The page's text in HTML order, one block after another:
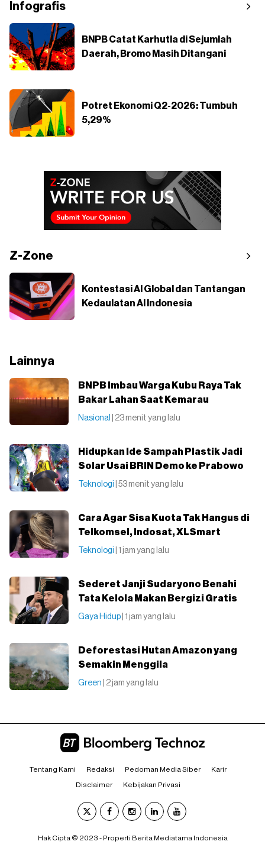
Infografis
BNPB Catat Karhutla di Sejumlah
Daerah, Bromo Masih Ditangani
Potret Ekonomi Q2-2026: Tumbuh
5,29%
Z-Zone
Kontestasi AI Global dan Tantangan
Kedaulatan AI Indonesia
Lainnya
BNPB Imbau Warga Kubu Raya Tak
Bakar Lahan Saat Kemarau
Nasional | 23 menit yang lalu
Hidupkan Ide Sampah Plastik Jadi
Solar Usai BRIN Demo ke Prabowo
Teknologi | 53 menit yang lalu
Cara Agar Sisa Kuota Tak Hangus di
Telkomsel, Indosat, XLSmart
Teknologi | 1 jam yang lalu
Sederet Janji Sudaryono Benahi
Tata Kelola Makan Bergizi Gratis
Gaya Hidup | 1 jam yang lalu
Deforestasi Hutan Amazon yang
Semakin Menggila
Green | 2 jam yang lalu
Tentang Kami Redaksi Pedoman Media Siber Karir
Disclaimer Kebijakan Privasi
Hak Cipta © 2023 - Properti Berita Mediatama Indonesia